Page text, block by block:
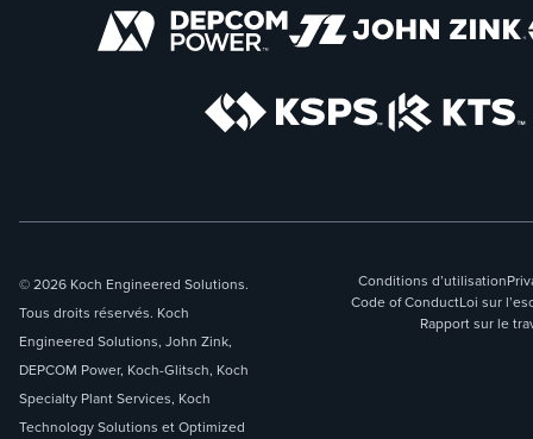
© 2026 Koch Engineered Solutions.
Tous droits réservés. Koch
Engineered Solutions, John Zink,
DEPCOM Power, Koch-Glitsch, Koch
Specialty Plant Services, Koch
Technology Solutions et Optimized
Conditions d’utilisation
Code of ConductLoi sur
Rapport sur le